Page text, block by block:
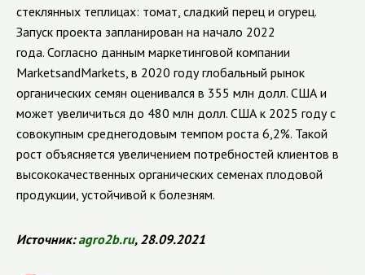
стеклянных теплицах: томат, сладкий перец и огурец.
Запуск проекта запланирован на начало 2022
года. Согласно данным маркетинговой компании
MarketsandMarkets, в 2020 году глобальный рынок
органических семян оценивался в 355 млн долл. США и
может увеличиться до 480 млн долл. США к 2025 году с
совокупным среднегодовым темпом роста 6,2%. Такой
рост объясняется увеличением потребностей клиентов в
высококачественных органических семенах плодовой
продукции, устойчивой к болезням.
Источник:agro2b.ru, 28.09.2021